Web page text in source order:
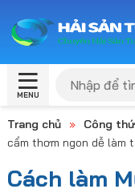
MENU
Trang chủ » Công
cẩm thơm ngon dễ làm
Cách làm